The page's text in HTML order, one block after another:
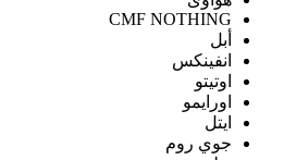
CMF NOTHING
أبل
انفينكس
اوتيتو
اورايمو
ايتل
جوي روم